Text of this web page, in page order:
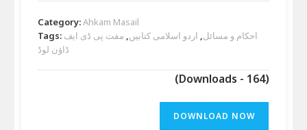
Category:Ahkam Masail
Tags:
احکام و مسائل, اردو اسلامی کتابیں, مفت پی ڈی ایف
ڈاؤن لوڈ
(Downloads - 164)
DOWNLOAD NOW